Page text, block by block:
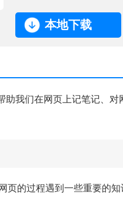
本地下载
助我们在网页上记笔记、
页的过程遇到一些重要的